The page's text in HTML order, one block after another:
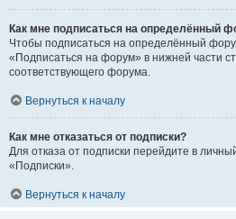
Как мне подписаться на определённый
Чтобы подписаться на определённый
«Подписаться на форум» в нижней части
соответствующего форума.
Вернуться к началу
Как мне отказаться от подписки?
Для отказа от подписки перейдите в
«Подписки».
Вернуться к началу